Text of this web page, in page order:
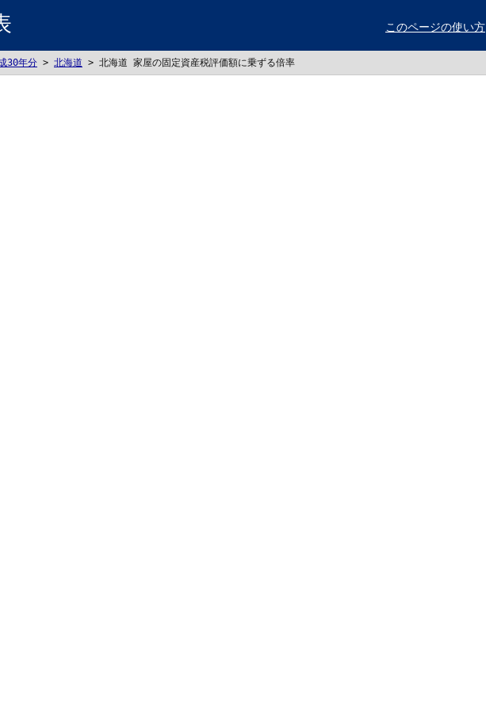
このページの使い方
30年分 > 北海道 > 北海道 家屋の固定資産税評価額に乗ずる倍率